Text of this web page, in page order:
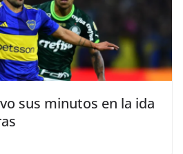
sus minutos en la ida